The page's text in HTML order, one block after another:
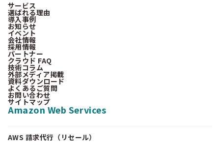
サービス
選ばれる理由
導入事例
お知らせ
イベント
会社情報
採用情報
パートナー
クラウド FAQ
技術コラム
外部メディア掲載
資料ダウンロード
よくあるご質問
お問い合わせ
サイトマップ
Amazon Web Services
AWS 請求代行（リセール）